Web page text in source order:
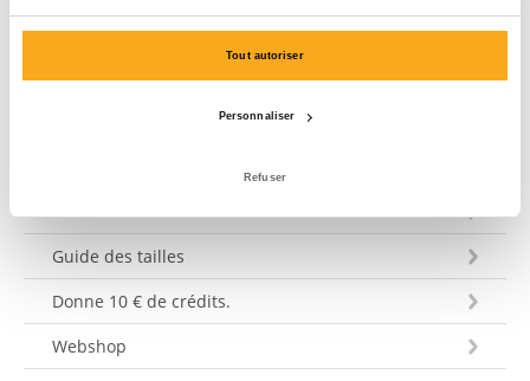
Tout autoriser
Personnaliser
Refuser
Paiement
Guide des tailles
Donne 10 € de crédits.
Webshop